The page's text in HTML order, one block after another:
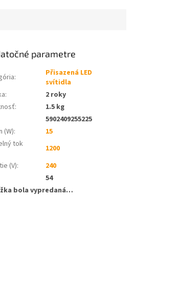
parametre
:
Přisazená LED
svítidla
:
2 roky
:
1.5 kg
5902409255225
(W):
15
tok
1200
(V):
240
54
bola vypredaná…